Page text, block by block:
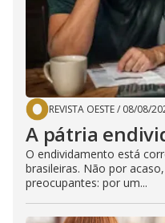
REVISTA OESTE/ 08/08/
A pátria
O endividamento está
brasileiras. Não por
preocupantes: por um...